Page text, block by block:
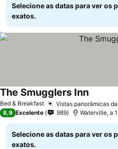
Selecione as datas para ver os
exatos.
Bed & Breakfast Vistas panorâmicas
The Smugglers Inn
8,9 Excelente 989 Waterville, a
Selecione as datas para ver os
exatos.